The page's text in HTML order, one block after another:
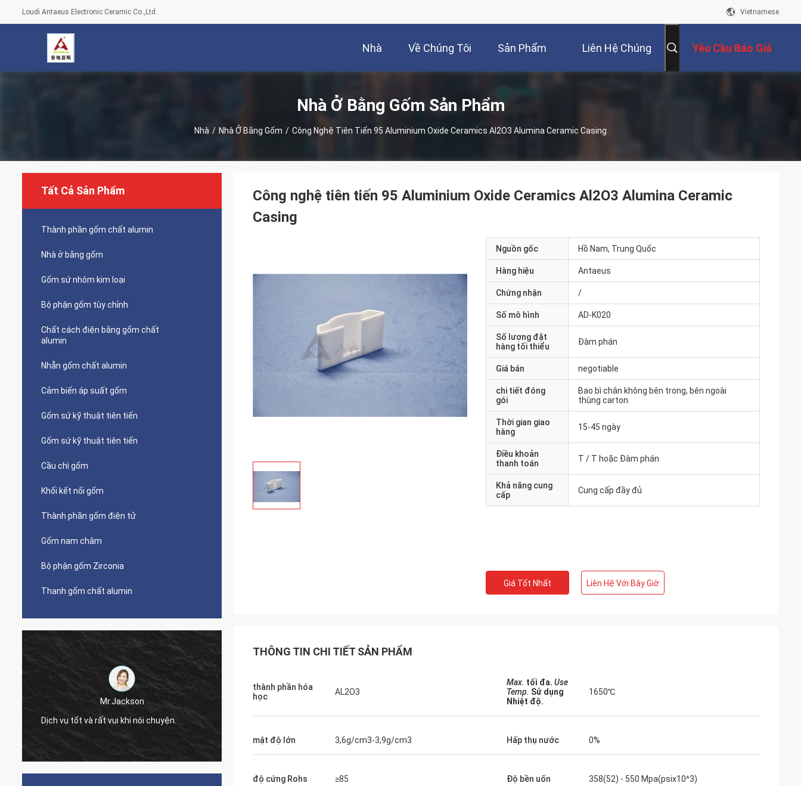
Loudi Antaeus Electronic Ceramic Co.,Ltd. Vietnamese
Nhà Về Chúng Tôi Sản Phẩm Liên Hệ Chúng Yêu Cầu Báo Giá
Nhà Ở Bằng Gốm Sản Phẩm
Nhà / Nhà Ở Bằng Gốm / Công Nghệ Tiên Tiến 95 Aluminium Oxide Ceramics Al2O3 Alumina Ceramic Casing
Tất Cả Sản Phẩm
Thành phần gốm chất alumin
Nhà ở bằng gốm
Gốm sứ nhôm kim loại
Bộ phận gốm tùy chỉnh
Chất cách điện bằng gốm chất
alumin
Nhẫn gốm chất alumin
Cảm biến áp suất gốm
Gốm sứ kỹ thuật tiên tiến
Gốm sứ kỹ thuật tiên tiến
Cầu chì gốm
Khối kết nối gốm
Thành phần gốm điện tử
Gốm nam châm
Bộ phận gốm Zirconia
Thanh gốm chất alumin
Mr.Farn
Trả lời rất nhanh và dễ dàng để nói
chuyện!
Công nghệ tiên tiến 95 Aluminium Oxide Ceramics Al2O3 Alumina Ceramic
Casing
Nguồn gốc Hồ Nam, Trung Quốc
Hàng hiệu Antaeus
Chứng nhận /
Số mô hình AD-K020
Số lượng đặt
hàng tối thiểu
Đàm phán
Giá bán negotiable
chi tiết đóng
gói
Bao bì chân không bên trong, bên ngoài
thùng carton.
Thời gian giao
hàng
15-45 ngày
Điều khoản
thanh toán
T / T hoặc Đàm phán
Khả năng cung
cấp
Cung cấp đầy đủ
Giá Tốt Nhất Liên Hệ Với Bây Giờ
THÔNG TIN CHI TIẾT SẢN PHẨM
thành phần hóa
học
AL2O3
Max. tối đa. Use
Temp. Sử dụng
Nhiệt độ.
1650℃
mật độ lớn 3,6g/cm3-3,9g/cm3 Hấp thụ nước 0%
độ cứng Rohs ≥85 Độ bền uốn 358(52) - 550 Mpa(psix10^3)